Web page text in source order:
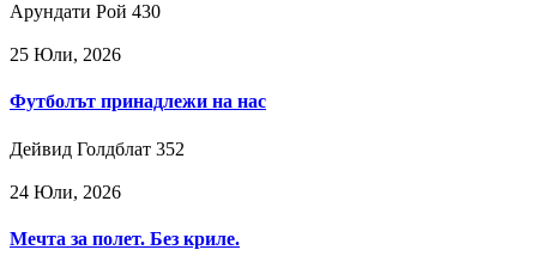
Арундати Рой 430
25 Юли, 2026
Футболът принадлежи на нас
Дейвид Голдблат 352
24 Юли, 2026
Мечта за полет. Без криле.